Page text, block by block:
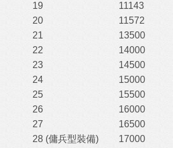
19
11143
20
11572
21
13500
22
14000
23
14500
24
15000
25
15500
26
16000
27
16500
28 (傭兵型裝備)
17000